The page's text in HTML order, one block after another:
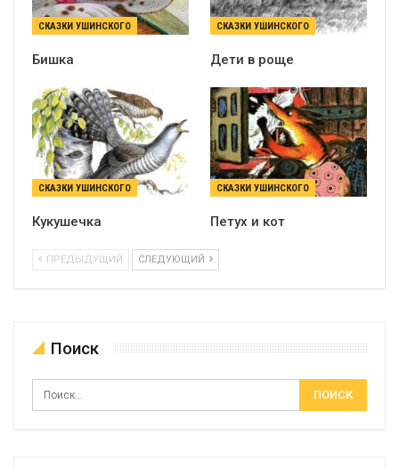
СКАЗКИ УШИНСКОГО
Бишка
СКАЗКИ УШИНСКОГО
Дети в роще
СКАЗКИ УШИНСКОГО
Кукушечка
СКАЗКИ УШИНСКОГО
Петух и кот
ПРЕДЫДУЩИЙ СЛЕДУЮЩИЙ
Поиск